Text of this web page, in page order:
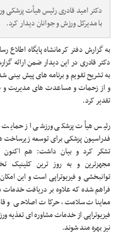
دکتر امید قادری رئیس هیأت پزشکی
با مدیرکل ورزش و جوانان دیدار کرد.
به گزارش دفتر کرمانشاه پایگاه اطلاع
دکتر قادری در این دیدار ضمن ارائه
و از زحمات و مساعدت های مدیریت و
تقدیر کرد.
رئیس هیأت پزشکی ورزشی از
فدراسیون پزشکی برای توسعه زیرساخت
تشکر کرد و بیان داشت: هم اکنون
مجهزترین و به روز ترین کلینیک
توانبخشی و فیزیوتراپی است و این
فراهم شده که علاوه بر دریافت خدمات
معاینات سلامت، حرکات اصلاحی و
فیزیوتراپی از خدمات مشاوره ای تغذیه
نیز بهره مند شوند.